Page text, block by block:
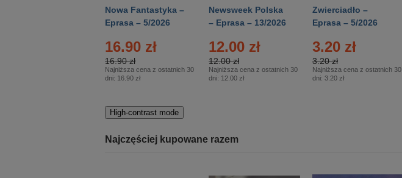
Nowa Fantastyka –
Eprasa – 5/2026
16.90 zł
16.90 zł
Najniższa cena z ostatnich 30
dni: 16.90 zł
Newsweek Polska
– Eprasa – 13/2026
12.00 zł
12.00 zł
Najniższa cena z ostatnich 30
dni: 12.00 zł
Zwierciadło –
Eprasa – 5/2026
3.20 zł
3.20 zł
Najniższa cena z ostatnich 30
dni: 3.20 zł
High-contrast mode
Najczęściej kupowane razem